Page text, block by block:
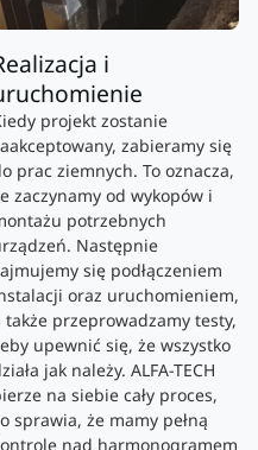
i
projekt zostanie
zabieramy się
prac ziemnych. To oznacza,
zaczynamy od wykopów i
potrzebnych
Następnie
się podłączeniem
oraz uruchomieniem,
także przeprowadzamy testy,
upewnić się, że wszystko
jak należy. ALFA-TECH
na siebie cały proces,
sprawia, że mamy pełną
nad harmonogramem